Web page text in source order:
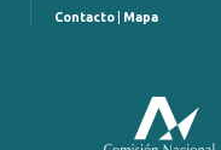
Contacto Mapa